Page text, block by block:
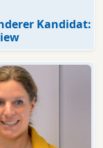
Kandidat: